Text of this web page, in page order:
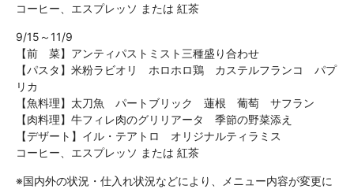
コーヒー、エスプレッソ または 紅茶
9/15～11/9
【前 菜】アンティパストミスト三種盛り合わせ
【パスタ】米粉ラビオリ ホロホロ鶏 カステルフランコ パプ
リカ
【魚料理】太刀魚 パートブリック 蓮根 葡萄 サフラン
【肉料理】牛フィレ肉のグリリアータ 季節の野菜添え
【デザート】イル・テアトロ オリジナルティラミス
コーヒー、エスプレッソ または 紅茶
※国内外の状況・仕入れ状況などにより、メニュー内容が変更に